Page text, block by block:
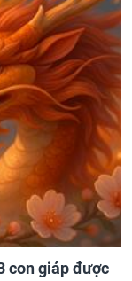
con giáp được